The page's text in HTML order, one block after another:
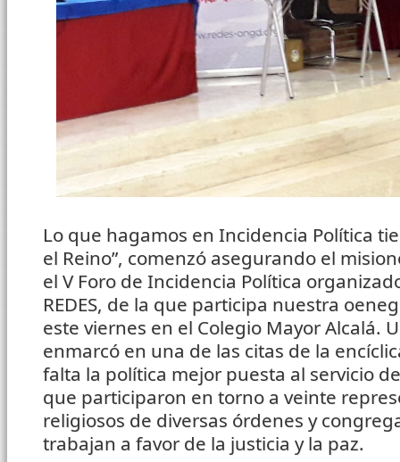
Lo que hagamos en Incidencia Política
el Reino”, comenzó asegurando el
el V Foro de Incidencia Política
REDES, de la que participa nuestra
este viernes en el Colegio Mayor Alcalá.
enmarcó en una de las citas de la
falta la política mejor puesta al servicio
que participaron en torno a veinte
religiosos de diversas órdenes y
trabajan a favor de la justicia y la paz.